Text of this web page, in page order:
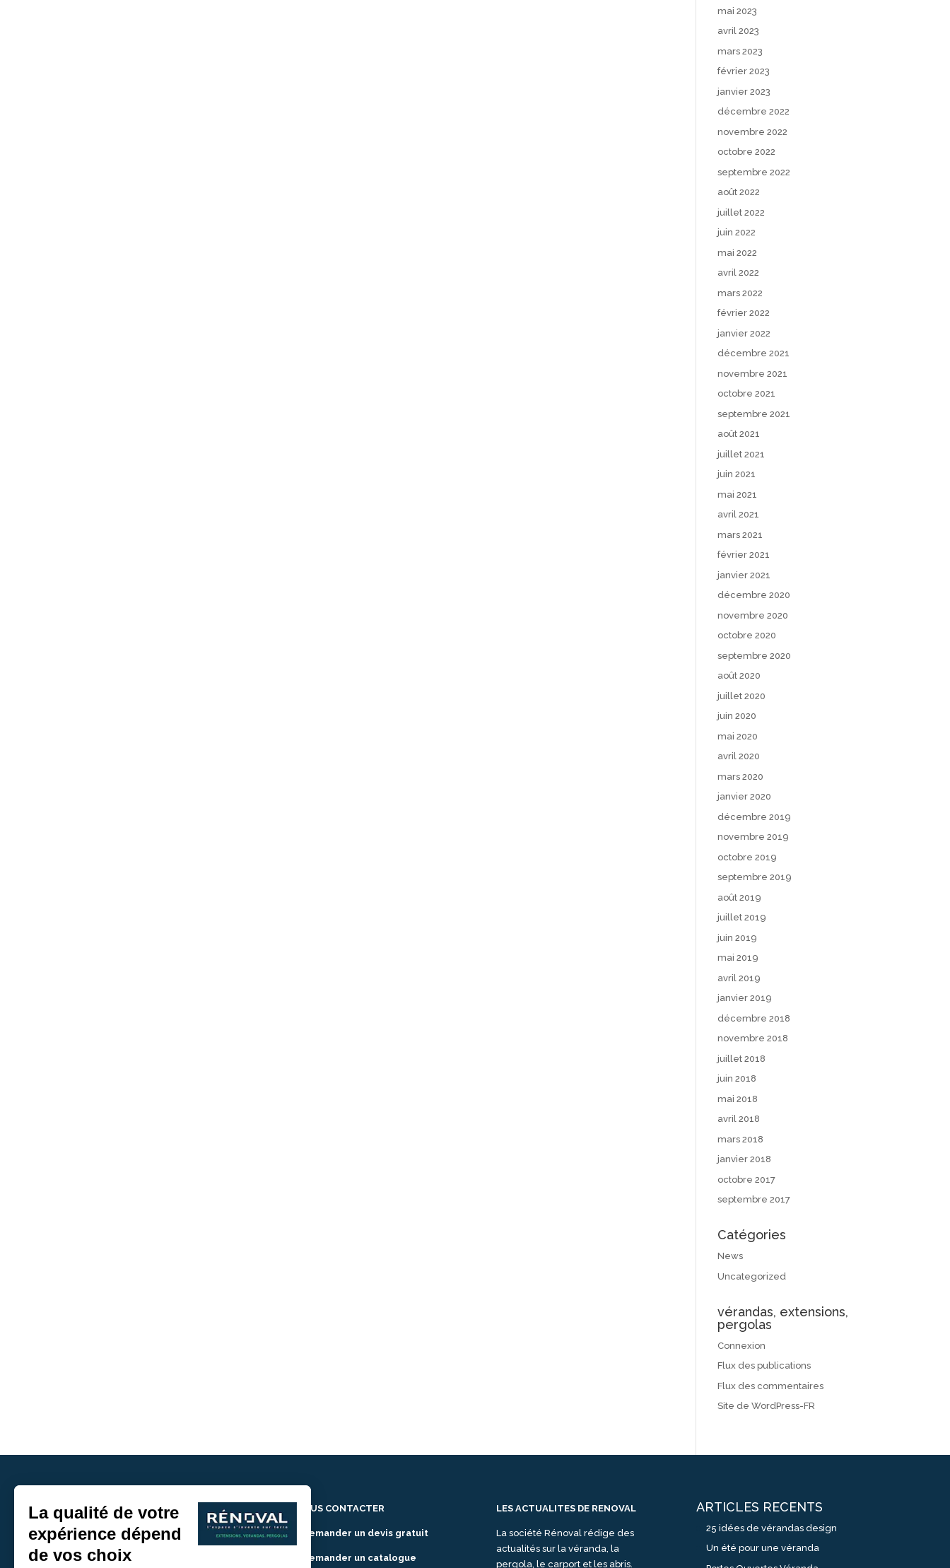
mai 2023
avril 2023
mars 2023
février 2023
janvier 2023
décembre 2022
novembre 2022
octobre 2022
septembre 2022
août 2022
juillet 2022
juin 2022
mai 2022
avril 2022
mars 2022
février 2022
janvier 2022
décembre 2021
novembre 2021
octobre 2021
septembre 2021
août 2021
juillet 2021
juin 2021
mai 2021
avril 2021
mars 2021
février 2021
janvier 2021
décembre 2020
novembre 2020
octobre 2020
septembre 2020
août 2020
juillet 2020
juin 2020
mai 2020
avril 2020
mars 2020
janvier 2020
décembre 2019
novembre 2019
octobre 2019
septembre 2019
août 2019
juillet 2019
juin 2019
mai 2019
avril 2019
janvier 2019
décembre 2018
novembre 2018
juillet 2018
juin 2018
mai 2018
avril 2018
mars 2018
janvier 2018
octobre 2017
septembre 2017
Catégories
News
Uncategorized
vérandas, extensions,
pergolas
Connexion
Flux des publications
Flux des commentaires
Site de WordPress-FR
NOUS CONTACTER
> Demander un devis gratuit
> Demander un catalogue
LES ACTUALITES DE RENOVAL
La société Rénoval rédige des
actualités sur la véranda, la
pergola, le carport et les abris.
ARTICLES RECENTS
25 idées de vérandas design
Un été pour une véranda